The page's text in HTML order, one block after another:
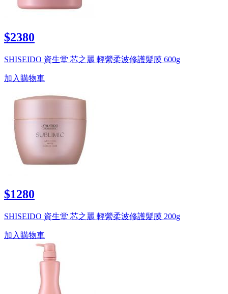
$2380
SHISEIDO 資生堂 芯之麗 輕縈柔波修護髮膜 600g
加入購物車
$1280
SHISEIDO 資生堂 芯之麗 輕縈柔波修護髮膜 200g
加入購物車